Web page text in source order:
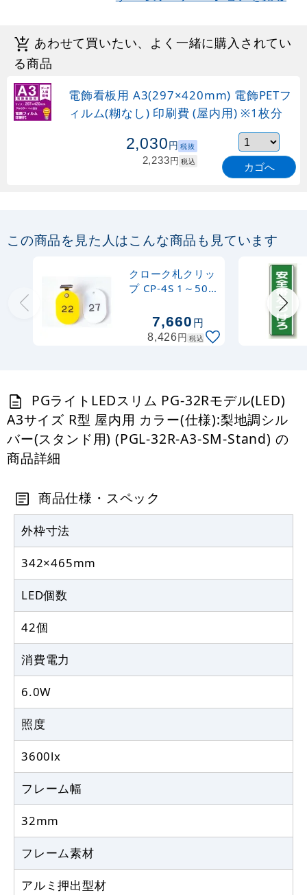
あわせて買いたい、よく一緒に購入されてい
る商品
電飾看板用 A3(297×420mm) 電飾PETフ
ィルム(糊なし) 印刷費 (屋内用) ※1枚分
2,030円 税抜
2,233円 税込 カゴへ
この商品を見た人はこんな商品も見ています
クローク札クリッ
プ CP-4S 1～50
7,660円
8,426円 税込
PGライトLEDスリム PG-32Rモデル(LED)
A3サイズ R型 屋内用 カラー(仕様):梨地調シル
バー(スタンド用) (PGL-32R-A3-SM-Stand) の
商品詳細
商品仕様・スペック
外枠寸法
342×465mm
LED個数
42個
消費電力
6.0W
照度
3600lx
フレーム幅
32mm
フレーム素材
アルミ押出型材